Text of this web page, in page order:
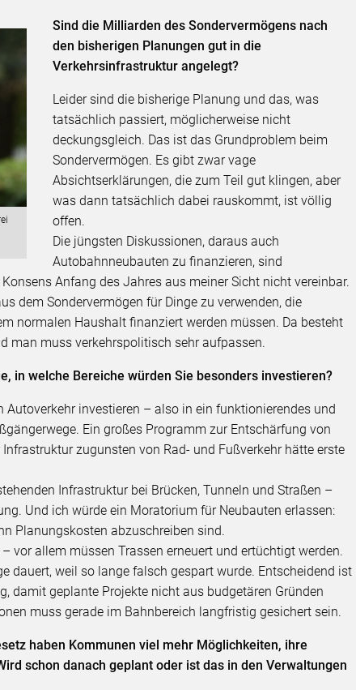
Sind die Milliarden des Sondervermögens nach
den bisherigen Planungen gut in die
Verkehrsinfrastruktur angelegt?
Leider sind die bisherige Planung und das, was
tatsächlich passiert, möglicherweise nicht
deckungsgleich. Das ist das Grundproblem beim
Sondervermögen. Es gibt zwar vage
Absichtserklärungen, die zum Teil gut klingen, aber
was dann tatsächlich dabei rauskommt, ist völlig
offen.
Die jüngsten Diskussionen, daraus auch
Autobahnneubauten zu finanzieren, sind
Anfang des Jahres aus meiner Sicht nicht vereinbar.
dem Sondervermögen für Dinge zu verwenden, die
normalen Haushalt finanziert werden müssen. Da besteht
man muss verkehrspolitisch sehr aufpassen.
in welche Bereiche würden Sie besonders investieren?
investieren – also in ein funktionierendes und
Ein großes Programm zur Entschärfung von
zugunsten von Rad- und Fußverkehr hätte erste
Infrastruktur bei Brücken, Tunneln und Straßen –
Und ich würde ein Moratorium für Neubauten erlassen:
Planungskosten abzuschreiben sind.
vor allem müssen Trassen erneuert und ertüchtigt werden.
dauert, weil so lange falsch gespart wurde. Entscheidend ist
damit geplante Projekte nicht aus budgetären Gründen
muss gerade im Bahnbereich langfristig gesichert sein.
haben Kommunen viel mehr Möglichkeiten, ihre
schon danach geplant oder ist das in den Verwaltungen